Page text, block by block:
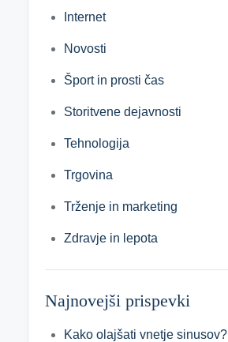
Internet
Novosti
Šport in prosti čas
Storitvene dejavnosti
Tehnologija
Trgovina
Trženje in marketing
Zdravje in lepota
Najnovejši prispevki
Kako olajšati vnetje sinusov?